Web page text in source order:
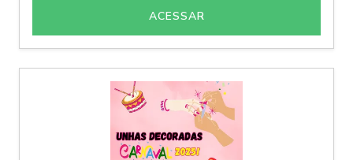
ACESSAR